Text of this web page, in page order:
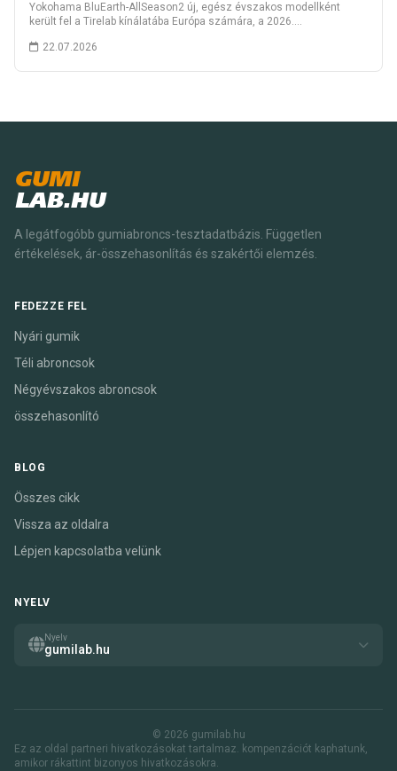
Yokohama BluEarth-AllSeason2 új, egész évszakos modellként
került fel a Tirelab kínálatába Európa számára, a 2026.…
22.07.2026
GUMI
LAB.HU
A legátfogóbb gumiabroncs-tesztadatbázis. Független
értékelések, ár-összehasonlítás és szakértői elemzés.
FEDEZZE FEL
Nyári gumik
Téli abroncsok
Négyévszakos abroncsok
összehasonlító
BLOG
Összes cikk
Vissza az oldalra
Lépjen kapcsolatba velünk
NYELV
Nyelv
gumilab.hu
© 2026 gumilab.hu
Ez az oldal partneri hivatkozásokat tartalmaz. kompenzációt kaphatunk,
amikor rákattint bizonyos hivatkozásokra.